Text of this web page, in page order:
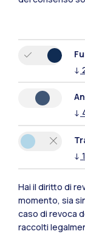
Polimi
Tutti i siti
↓
↓
↓ 1
Hai il diritto di
momento, sia
caso di revoca
raccolti